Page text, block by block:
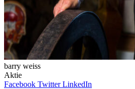
barry weiss
Aktie
Facebook Twitter LinkedIn